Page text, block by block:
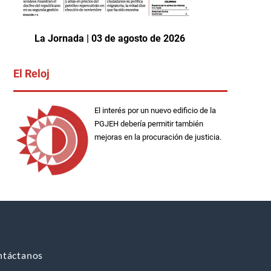
La Jornada | 03 de agosto de 2026
El Reloj
El interés por un nuevo edificio de la
PGJEH debería permitir también
mejoras en la procuración de justicia.